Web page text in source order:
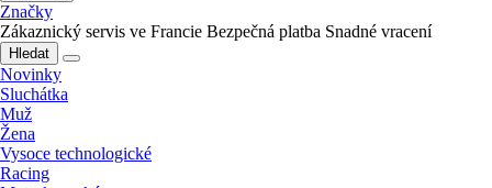
Značky
Zákaznický servis ve Francie Bezpečná platba Snadné vracení
Hledat
Novinky
Sluchátka
Muž
Žena
Vysoce technologické
Racing